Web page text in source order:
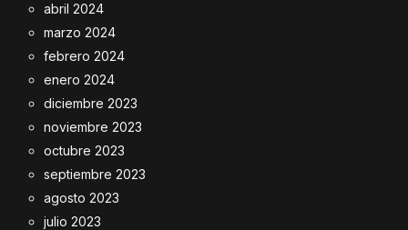
abril 2024
marzo 2024
febrero 2024
enero 2024
diciembre 2023
noviembre 2023
octubre 2023
septiembre 2023
agosto 2023
julio 2023